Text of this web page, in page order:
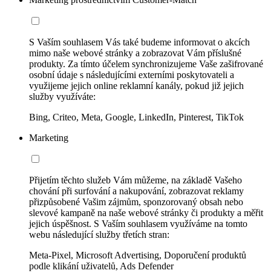
S Vaším souhlasem Vás také budeme informovat o akcích
mimo naše webové stránky a zobrazovat Vám příslušné
produkty. Za tímto účelem synchronizujeme Vaše zašifrované
osobní údaje s následujícími externími poskytovateli a
využijeme jejich online reklamní kanály, pokud již jejich
služby využíváte:
Bing, Criteo, Meta, Google, LinkedIn, Pinterest, TikTok
Marketing
Přijetím těchto služeb Vám můžeme, na základě Vašeho
chování při surfování a nakupování, zobrazovat reklamy
přizpůsobené Vašim zájmům, sponzorovaný obsah nebo
slevové kampaně na naše webové stránky či produkty a měřit
jejich úspěšnost. S Vaším souhlasem využíváme na tomto
webu následující služby třetích stran:
Meta-Pixel, Microsoft Advertising, Doporučení produktů
podle klikání uživatelů, Ads Defender